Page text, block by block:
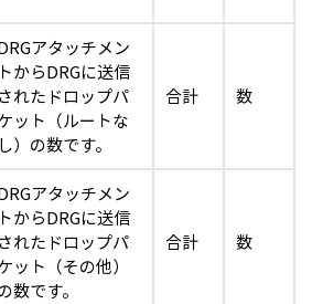
アタッチメン
トからDRGに送信
されたドロップパ
ット（ルートな
し）の数です。
合計 数
アタッチメン
トからDRGに送信
されたドロップパ
ット（その他）
数です。
合計 数